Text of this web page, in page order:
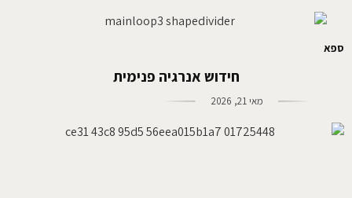
ספא
חידוש אנרגיה פנימית
מאי 21, 2026